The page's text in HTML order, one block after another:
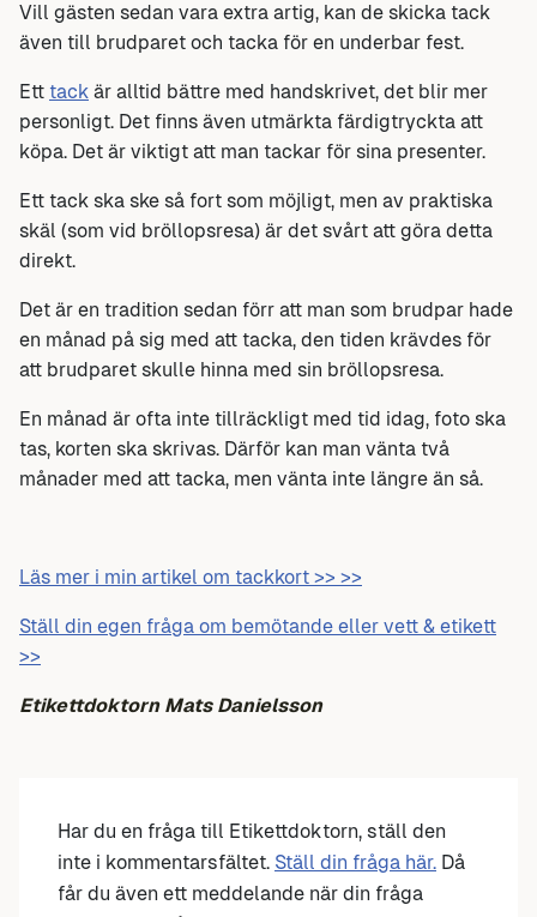
Vill gästen sedan vara extra artig, kan de skicka tack
även till brudparet och tacka för en underbar fest.
Ett tack är alltid bättre med handskrivet, det blir mer
personligt. Det finns även utmärkta färdigtryckta att
köpa. Det är viktigt att man tackar för sina presenter.
Ett tack ska ske så fort som möjligt, men av praktiska
skäl (som vid bröllopsresa) är det svårt att göra detta
direkt.
Det är en tradition sedan förr att man som brudpar hade
en månad på sig med att tacka, den tiden krävdes för
att brudparet skulle hinna med sin bröllopsresa.
En månad är ofta inte tillräckligt med tid idag, foto ska
tas, korten ska skrivas. Därför kan man vänta två
månader med att tacka, men vänta inte längre än så.
Läs mer i min artikel om tackkort >> >>
Ställ din egen fråga om bemötande eller vett & etikett
>>
Etikettdoktorn Mats Danielsson
Har du en fråga till Etikettdoktorn, ställ den
inte i kommentarsfältet. Ställ din fråga här. Då
får du även ett meddelande när din fråga